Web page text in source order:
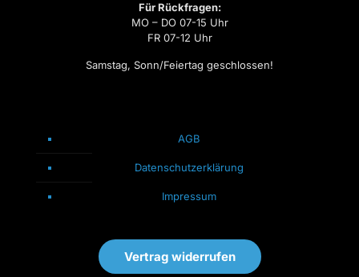
Für Rückfragen:
MO – DO 07-15 Uhr
FR 07-12 Uhr
Samstag, Sonn/Feiertag geschlossen!
AGB
Datenschutzerklärung
Impressum
Vertrag widerrufen